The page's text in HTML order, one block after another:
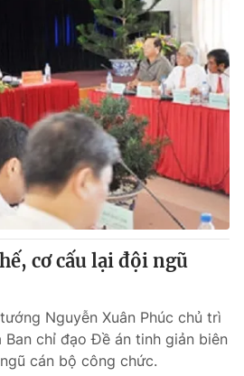
hình Việt Nam
VTV
và báo điện tử số 483/GP-BTTTT
Thị Mỹ Hạnh, Phạm Quốc Thắng,
931 - 024.38 355 932
cơ cấu lại đội ngũ
Nguyễn Xuân Phúc chủ trì
Ban chỉ đạo Đề án tinh giản biên
cán bộ công chức.